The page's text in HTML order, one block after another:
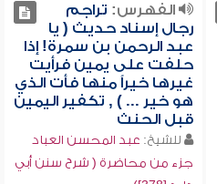
الفهرس: تراجم
رجال إسناد حديث ( يا
عبد الرحمن بن سمرة! إذا
حلفت على يمين فرأيت
غيرها خيراً منها فأت الذي
هو خير ... ) , تكفير اليمين
قبل الحنث
للشيخ: عبد المحسن العباد
جزء من محاضرة ( شرح سنن أبي